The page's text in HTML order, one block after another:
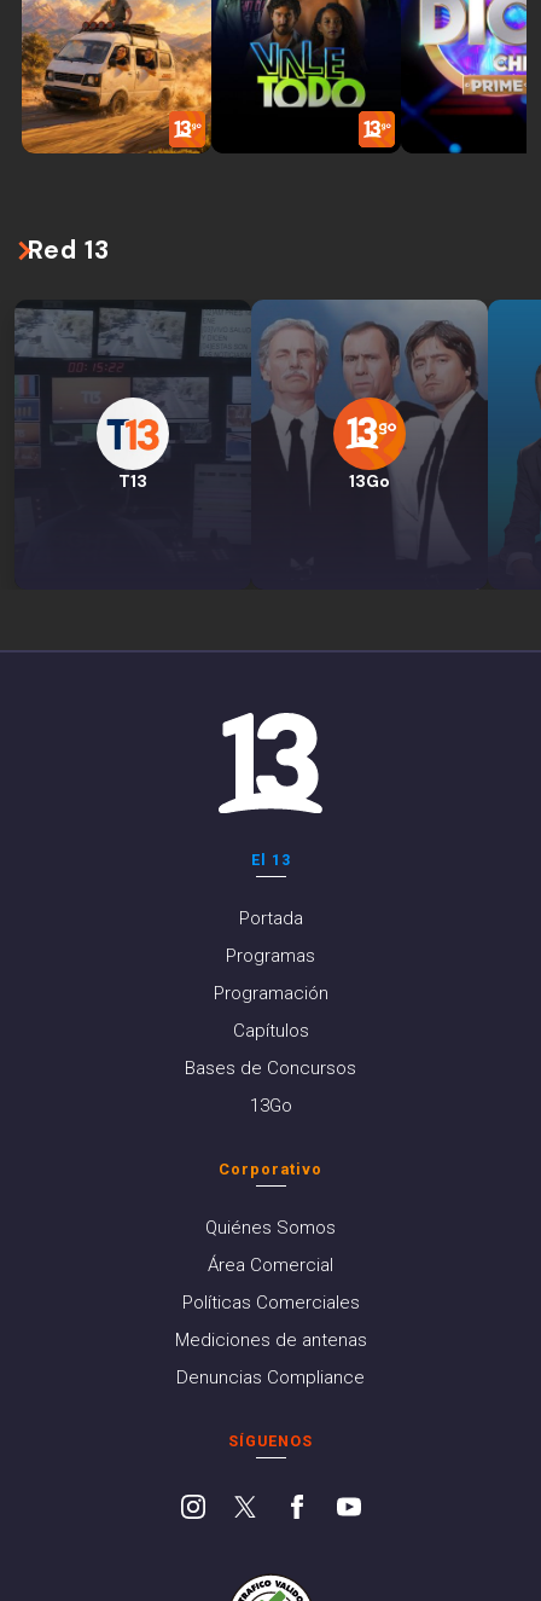
Red 13
T13 13Go
El 13
Portada
Programas
Programación
Capítulos
Bases de Concursos
13Go
Corporativo
Quiénes Somos
Área Comercial
Políticas Comerciales
Mediciones de antenas
Denuncias Compliance
SÍGUENOS